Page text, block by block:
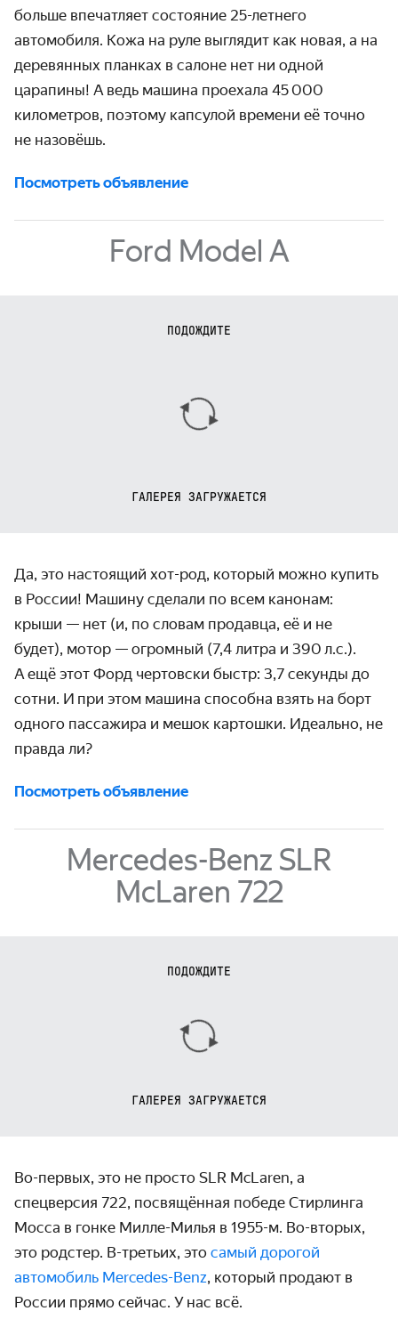
больше впечатляет состояние 25-летнего
автомобиля. Кожа на руле выглядит как новая, а на
деревянных планках в салоне нет ни одной
царапины! А ведь машина проехала 45 000
километров, поэтому капсулой времени её точно
не назовёшь.
Посмотреть объявление
Ford Model A
ПОДОЖДИТЕ
ГАЛЕРЕЯ ЗАГРУЖАЕТСЯ
Да, это настоящий хот-род, который можно купить
в России! Машину сделали по всем канонам:
крыши — нет (и, по словам продавца, её и не
будет), мотор — огромный (7,4 литра и 390 л.с.).
А ещё этот Форд чертовски быстр: 3,7 секунды до
сотни. И при этом машина способна взять на борт
одного пассажира и мешок картошки. Идеально, не
правда ли?
Посмотреть объявление
Mercedes-Benz SLR
McLaren 722
ПОДОЖДИТЕ
ГАЛЕРЕЯ ЗАГРУЖАЕТСЯ
Во-первых, это не просто SLR McLaren, а
спецверсия 722, посвящённая победе Стирлинга
Мосса в гонке Милле-Милья в 1955-м. Во-вторых,
это родстер. В-третьих, это самый дорогой
автомобиль Mercedes-Benz, который продают в
России прямо сейчас. У нас всё.